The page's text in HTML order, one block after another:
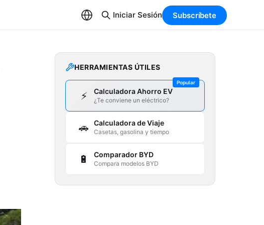
Iniciar Sesión Subscríbete
HERRAMIENTAS ÚTILES
Popular
⚡ Calculadora Ahorro EV
¿Te conviene un eléctrico?
🚗 Calculadora de Viaje
Casetas, gasolina y tiempo
🔋 Comparador BYD
Compara modelos BYD